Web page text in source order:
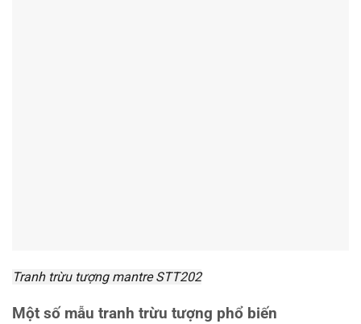
Tranh trừu tượng mantre STT202
Một số mẫu tranh trừu tượng phổ biến